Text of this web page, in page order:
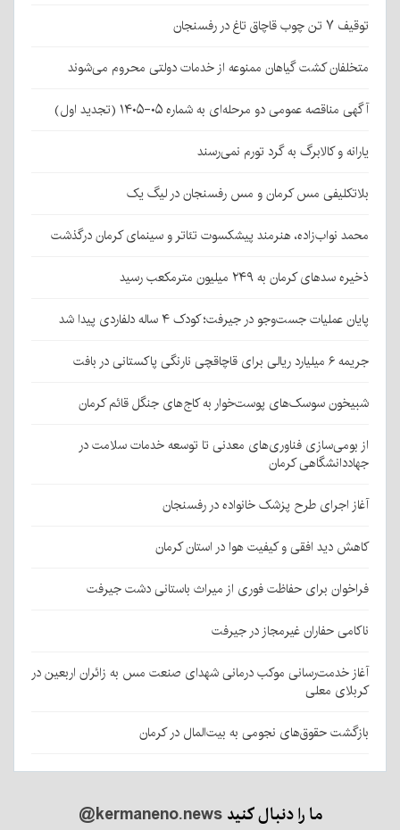
توقیف ۷ تن چوب قاچاق تاغ در رفسنجان
متخلفان کشت گیاهان ممنوعه از خدمات دولتی محروم می‌شوند
آگهی مناقصه عمومی دو مرحله‌ای به شماره ۰۵-۱۴۰۵ (تجدید اول)
یارانه و کالابرگ به گرد تورم نمی‌رسند
بلاتکلیفی مس کرمان و مس رفسنجان در لیگ یک
محمد نواب‌زاده، هنرمند پیشکسوت تئاتر و سینمای کرمان درگذشت
ذخیره سدهای کرمان به ۲۴۹ میلیون مترمکعب رسید
پایان عملیات جست‌وجو در جیرفت؛ کودک ۴ ساله دلفاردی پیدا شد
جریمه ۶ میلیارد ریالی برای قاچاقچی نارنگی پاکستانی در بافت
شبیخون سوسک‌های پوست‌خوار به کاج‌های جنگل قائم کرمان
از بومی‌سازی فناوری‌های معدنی تا توسعه خدمات سلامت در
جهاددانشگاهی کرمان
آغاز اجرای طرح پزشک خانواده در رفسنجان
کاهش دید افقی و کیفیت هوا در استان کرمان
فراخوان برای حفاظت فوری از میراث باستانی دشت جیرفت
ناکامی حفاران غیرمجاز در جیرفت
آغاز خدمت‌رسانی موکب درمانی شهدای صنعت مس به زائران اربعین در
کربلای معلی
بازگشت حقوق‌های نجومی به بیت‌المال در کرمان
ما را دنبال کنید@kermaneno.news